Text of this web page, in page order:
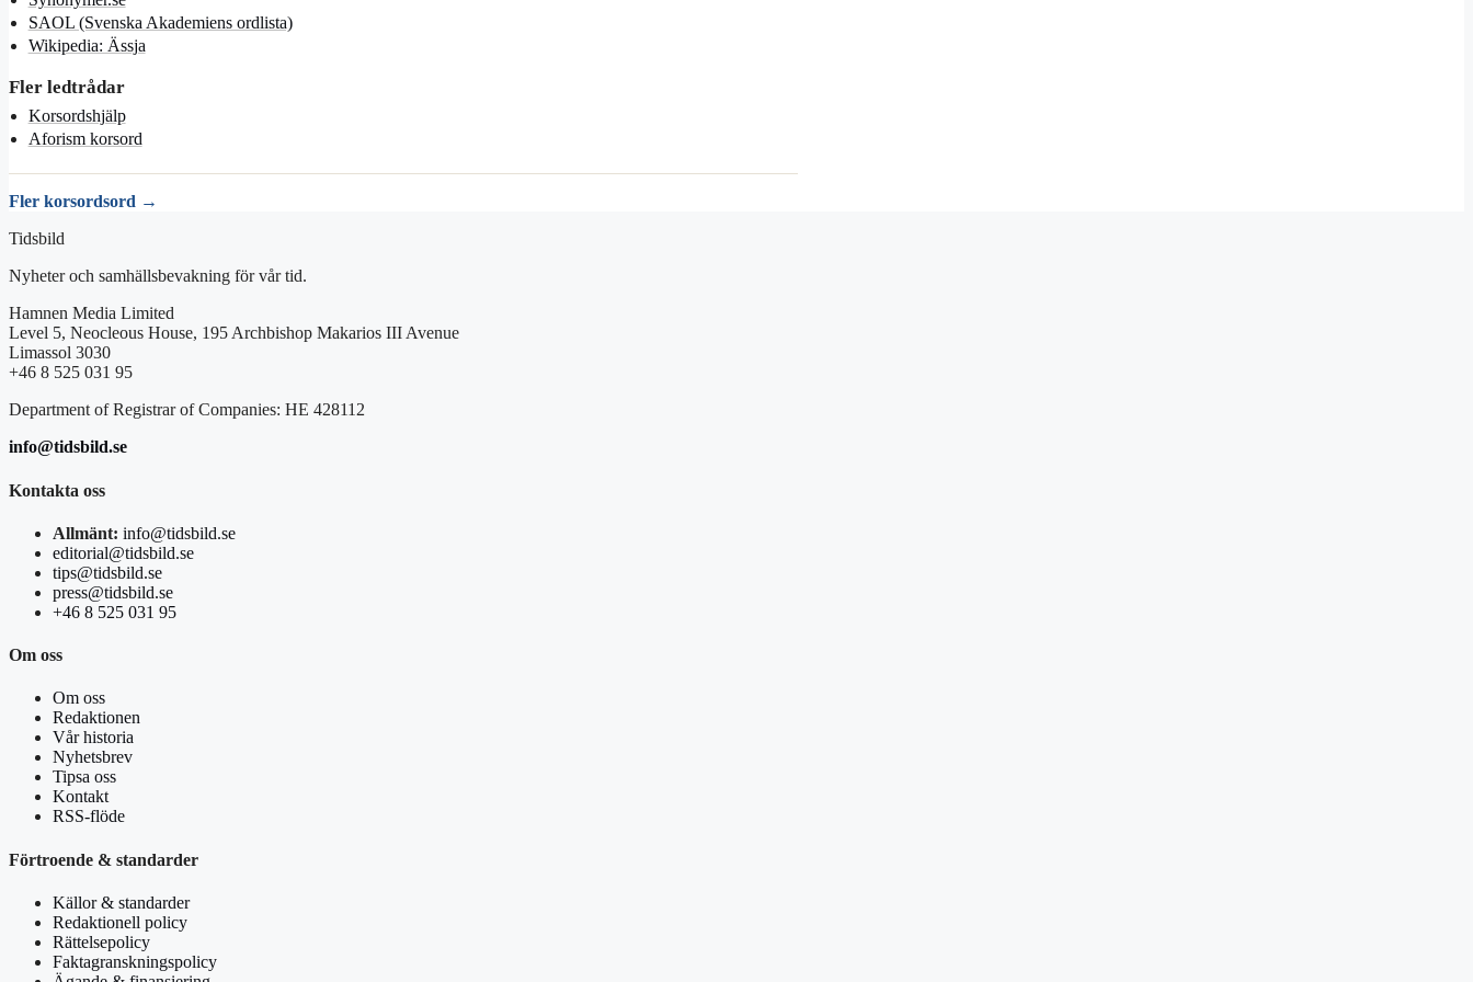
SAOL (Svenska Akademiens ordlista)
Wikipedia: Ässja
Fler ledtrådar
Korsordshjälp
Aforism korsord
Fler korsordsord →
Tidsbild
Nyheter och samhällsbevakning för vår tid.
Hamnen Media Limited
Level 5, Neocleous House, 195 Archbishop Makarios III Avenue
Limassol 3030
+46 8 525 031 95
Department of Registrar of Companies: HE 428112
info@tidsbild.se
Kontakta oss
Allmänt: info@tidsbild.se
editorial@tidsbild.se
tips@tidsbild.se
press@tidsbild.se
+46 8 525 031 95
Om oss
Om oss
Redaktionen
Vår historia
Nyhetsbrev
Tipsa oss
Kontakt
RSS-flöde
Förtroende & standarder
Källor & standarder
Redaktionell policy
Rättelsepolicy
Faktagranskningspolicy